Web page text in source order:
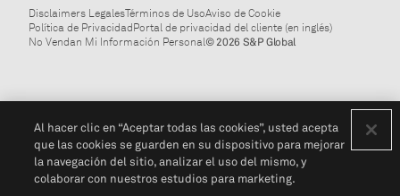
Disclaimers LegalesTérminos de UsoAviso de Cookie
Política de PrivacidadPortal de privacidad del cliente (en inglés)
No Vendan Mi Información Personal© 2026 S&P Global
Al hacer clic en “Aceptar todas las cookies”, usted acepta
que las cookies se guarden en su dispositivo para mejorar
la navegación del sitio, analizar el uso del mismo, y
colaborar con nuestros estudios para marketing.